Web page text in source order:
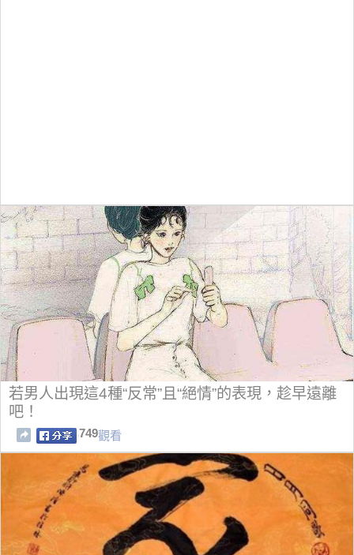
若男人出現這4種“反常”且“絕情”的表現，趁早遠離
吧！
749觀看